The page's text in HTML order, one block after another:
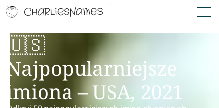
🇺🇸
Najpopularniejsze
imiona – USA, 2021